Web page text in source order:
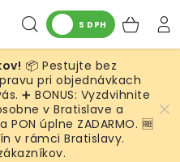
Hľadať
S DPH
📦 Pestujte bez
pri objednávkach
➕ BONUS: Vyzdvihnite
v Bratislave a
úplne ZADARMO. 🆓
v rámci Bratislavy.